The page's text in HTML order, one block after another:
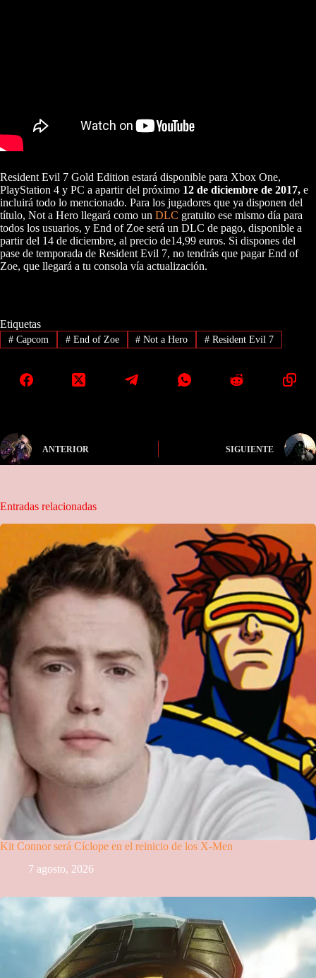
Resident Evil 7 Gold Edition estará disponible para Xbox One,
PlayStation 4 y PC a apartir del próximo 12 de diciembre de 2017, e
incluirá todo lo mencionado. Para los jugadores que ya disponen del
título, Not a Hero llegará como un DLC gratuito ese mismo día para
todos los usuarios, y End of Zoe será un DLC de pago, disponible a
partir del 14 de diciembre, al precio de14,99 euros. Si dispones del
pase de temporada de Resident Evil 7, no tendrás que pagar End of
Zoe, que llegará a tu consola vía actualización.
Etiquetas
#Capcom #End of Zoe # Not a Hero # Resident Evil 7
ANTERIOR SIGUIENTE
Entradas relacionadas
Kit Connor será Cíclope en el reinicio de los X-Men
7 agosto, 2026